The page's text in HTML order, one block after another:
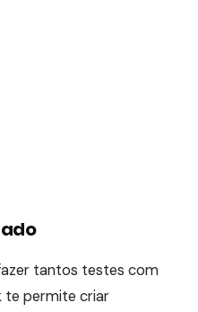
tantos testes com
te permite criar